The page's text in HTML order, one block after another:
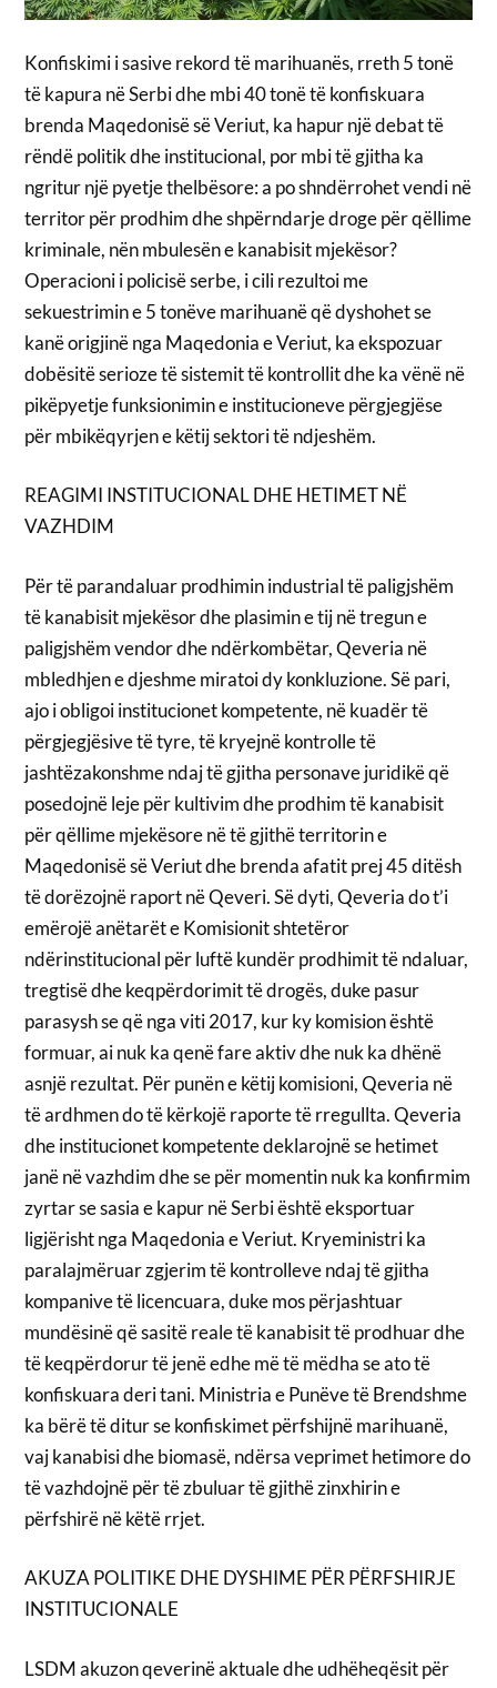
Konfiskimi i sasive rekord të marihuanës, rreth 5 tonë
të kapura në Serbi dhe mbi 40 tonë të konfiskuara
brenda Maqedonisë së Veriut, ka hapur një debat të
rëndë politik dhe institucional, por mbi të gjitha ka
ngritur një pyetje thelbësore: a po shndërrohet vendi në
territor për prodhim dhe shpërndarje droge për qëllime
kriminale, nën mbulesën e kanabisit mjekësor?
Operacioni i policisë serbe, i cili rezultoi me
sekuestrimin e 5 tonëve marihuanë që dyshohet se
kanë origjinë nga Maqedonia e Veriut, ka ekspozuar
dobësitë serioze të sistemit të kontrollit dhe ka vënë në
pikëpyetje funksionimin e institucioneve përgjegjëse
për mbikëqyrjen e këtij sektori të ndjeshëm.
REAGIMI INSTITUCIONAL DHE HETIMET NË
VAZHDIM
Për të parandaluar prodhimin industrial të paligjshëm
të kanabisit mjekësor dhe plasimin e tij në tregun e
paligjshëm vendor dhe ndërkombëtar, Qeveria në
mbledhjen e djeshme miratoi dy konkluzione. Së pari,
ajo i obligoi institucionet kompetente, në kuadër të
përgjegjësive të tyre, të kryejnë kontrolle të
jashtëzakonshme ndaj të gjitha personave juridikë që
posedojnë leje për kultivim dhe prodhim të kanabisit
për qëllime mjekësore në të gjithë territorin e
Maqedonisë së Veriut dhe brenda afatit prej 45 ditësh
të dorëzojnë raport në Qeveri. Së dyti, Qeveria do t’i
emërojë anëtarët e Komisionit shtetëror
ndërinstitucional për luftë kundër prodhimit të ndaluar,
tregtisë dhe keqpërdorimit të drogës, duke pasur
parasysh se që nga viti 2017, kur ky komision është
formuar, ai nuk ka qenë fare aktiv dhe nuk ka dhënë
asnjë rezultat. Për punën e këtij komisioni, Qeveria në
të ardhmen do të kërkojë raporte të rregullta. Qeveria
dhe institucionet kompetente deklarojnë se hetimet
janë në vazhdim dhe se për momentin nuk ka konfirmim
zyrtar se sasia e kapur në Serbi është eksportuar
ligjërisht nga Maqedonia e Veriut. Kryeministri ka
paralajmëruar zgjerim të kontrolleve ndaj të gjitha
kompanive të licencuara, duke mos përjashtuar
mundësinë që sasitë reale të kanabisit të prodhuar dhe
të keqpërdorur të jenë edhe më të mëdha se ato të
konfiskuara deri tani. Ministria e Punëve të Brendshme
ka bërë të ditur se konfiskimet përfshijnë marihuanë,
vaj kanabisi dhe biomasë, ndërsa veprimet hetimore do
të vazhdojnë për të zbuluar të gjithë zinxhirin e
përfshirë në këtë rrjet.
AKUZA POLITIKE DHE DYSHIME PËR PËRFSHIRJE
INSTITUCIONALE
LSDM akuzon qeverinë aktuale dhe udhëheqësit për